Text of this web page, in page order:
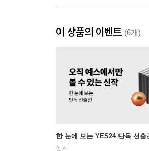
이 상품의 이벤트 (6개)
한 눈에 보는 YES24 단독 선출
상시